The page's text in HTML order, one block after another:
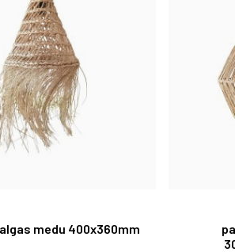
medu 400x360mm